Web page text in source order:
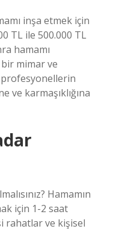
inşa etmek için
TL ile 500.000 TL
hamamı
mimar ve
karmaşıklığına
Hamamın
için 1-2 saat
rahatlar ve kişisel